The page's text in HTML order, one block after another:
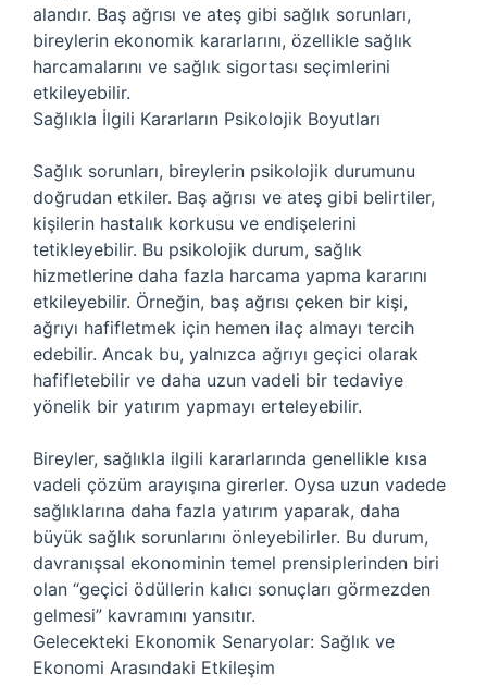
alandır. Baş ağrısı ve ateş gibi sağlık sorunları,
bireylerin ekonomik kararlarını, özellikle sağlık
harcamalarını ve sağlık sigortası seçimlerini
etkileyebilir.
Sağlıkla İlgili Kararların Psikolojik Boyutları
Sağlık sorunları, bireylerin psikolojik durumunu
doğrudan etkiler. Baş ağrısı ve ateş gibi belirtiler,
kişilerin hastalık korkusu ve endişelerini
tetikleyebilir. Bu psikolojik durum, sağlık
hizmetlerine daha fazla harcama yapma kararını
etkileyebilir. Örneğin, baş ağrısı çeken bir kişi,
ağrıyı hafifletmek için hemen ilaç almayı tercih
edebilir. Ancak bu, yalnızca ağrıyı geçici olarak
hafifletebilir ve daha uzun vadeli bir tedaviye
yönelik bir yatırım yapmayı erteleyebilir.
Bireyler, sağlıkla ilgili kararlarında genellikle kısa
vadeli çözüm arayışına girerler. Oysa uzun vadede
sağlıklarına daha fazla yatırım yaparak, daha
büyük sağlık sorunlarını önleyebilirler. Bu durum,
davranışsal ekonominin temel prensiplerinden biri
olan “geçici ödüllerin kalıcı sonuçları görmezden
gelmesi” kavramını yansıtır.
Gelecekteki Ekonomik Senaryolar: Sağlık ve
Ekonomi Arasındaki Etkileşim